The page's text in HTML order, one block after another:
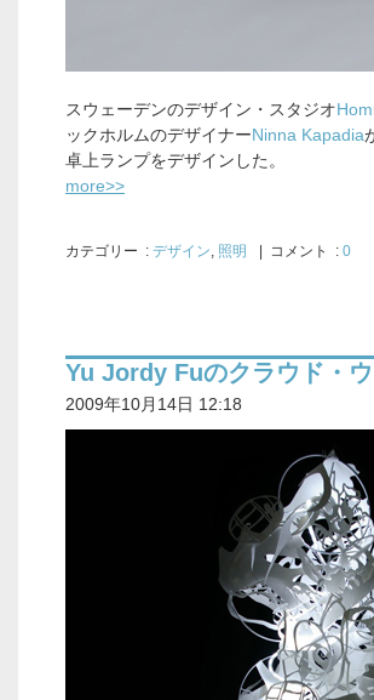
スウェーデンのデザイン・スタジオ
ックホルムのデザイナーNinna Kapadia
卓上ランプをデザインした。
more>>
カテゴリー : デザイン, 照明 | コメント : 0
Yu Jordy Fuのクラウド・
2009年10月14日 12:18